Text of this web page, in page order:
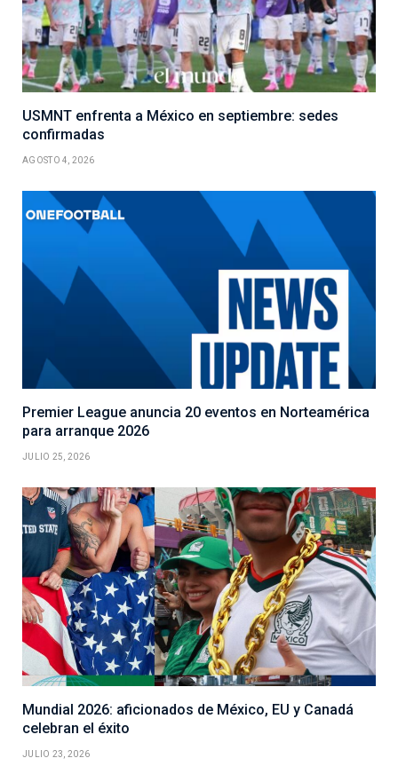
USMNT enfrenta a México en septiembre: sedes
confirmadas
AGOSTO 4, 2026
Premier League anuncia 20 eventos en Norteamérica
para arranque 2026
JULIO 25, 2026
Mundial 2026: aficionados de México, EU y Canadá
celebran el éxito
JULIO 23, 2026